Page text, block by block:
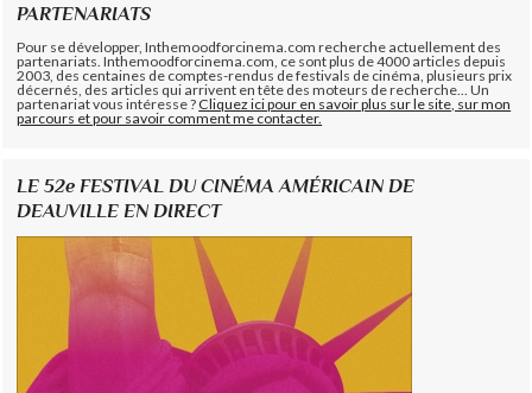
PARTENARIATS
Pour se développer, Inthemoodforcinema.com recherche actuellement des
partenariats. Inthemoodforcinema.com, ce sont plus de 4000 articles depuis
2003, des centaines de comptes-rendus de festivals de cinéma, plusieurs prix
décernés, des articles qui arrivent en tête des moteurs de recherche... Un
partenariat vous intéresse ?Cliquez ici pour en savoir plus sur le site, sur mon
parcours et pour savoir comment me contacter.
LE 52e FESTIVAL DU CINÉMA AMÉRICAIN DE
DEAUVILLE EN DIRECT